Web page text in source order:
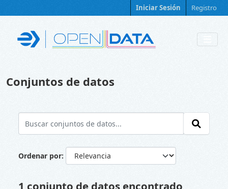
Iniciar Sesión Registro
Conjuntos de datos
Ordenar por
1 conjunto de datos encontrado